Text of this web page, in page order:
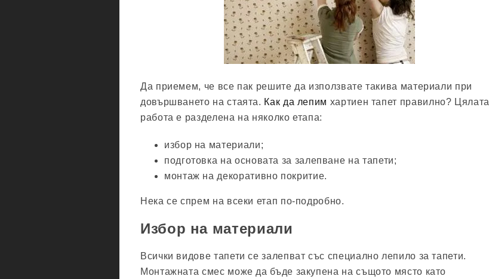
Да приемем, че все пак решите да използвате такива материали при
довършването на стаята. Как да лепим хартиен тапет правилно? Цялата
работа е разделена на няколко етапа:
избор на материали;
подготовка на основата за залепване на тапети;
монтаж на декоративно покритие.
Нека се спрем на всеки етап по-подробно.
Избор на материали
Всички видове тапети се залепват със специално лепило за тапети.
Монтажната смес може да бъде закупена на същото място като